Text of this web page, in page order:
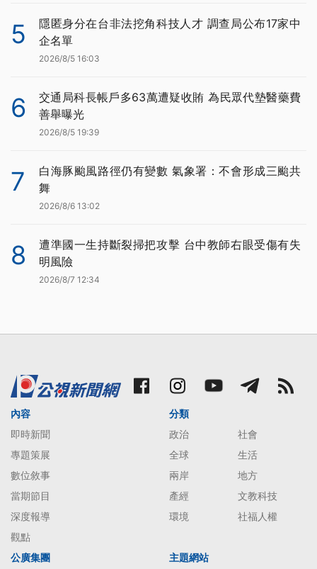
5
隱匿身分在台非法挖角科技人才 調查局公布17家中
企名單
2026/8/5 16:03
6
交通局科長帳戶多63萬遭疑收賄 為民眾代墊醫藥費
善舉曝光
2026/8/5 19:39
7
白海豚颱風路徑仍有變數 氣象署：不會形成三颱共
舞
2026/8/6 13:02
8
遭準國一生持斷裂掃把攻擊 台中教師右眼受傷有失
明風險
2026/8/7 12:34
內容
即時新聞
專題策展
數位敘事
當期節目
深度報導
觀點
分類
政治
社會
全球
生活
兩岸
地方
產經
文教科技
環境
社福人權
公廣集團 主題網站